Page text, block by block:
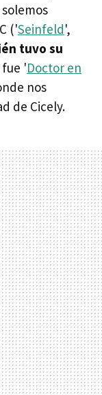
('Seinfeld',
tuvo su
fue 'Doctor en
nos
de Cicely.